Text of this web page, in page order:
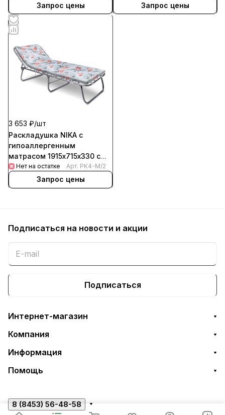
Запрос цены Запрос цены
3 653 ₽/шт
Раскладушка NIKA с
гипоаллергенным
матрасом 1915х715х330 с
фламинго
Нет на остатке Арт. РК4-М/2
Запрос цены
Подписаться на новости и акции
Подписаться
Интернет-магазин
Компания
Информация
Помощь
8 (8453) 56-48-58